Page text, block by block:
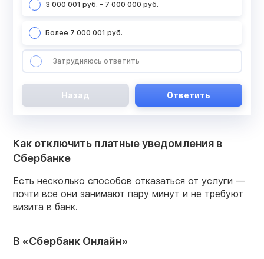
3 000 001 руб. – 7 000 000 руб.
Более 7 000 001 руб.
Затрудняюсь ответить
Назад Ответить
Как отключить платные уведомления в
Сбербанке
Есть несколько способов отказаться от услуги —
почти все они занимают пару минут и не требуют
визита в банк.
В «Сбербанк Онлайн»